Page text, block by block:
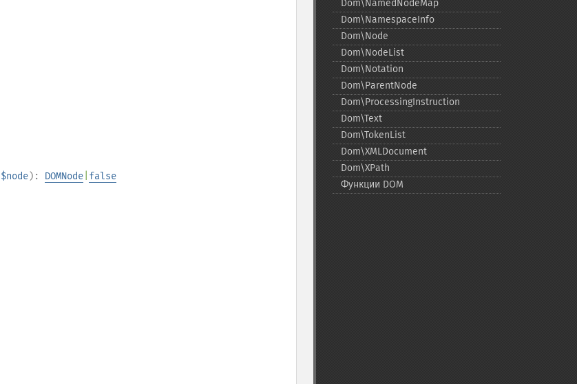
$node): DOMNode false
Dom\NamedNodeMap
Dom\NamespaceInfo
Dom\Node
Dom\NodeList
Dom\Notation
Dom\ParentNode
Dom\ProcessingInstruction
Dom\Text
Dom\TokenList
Dom\XMLDocument
Dom\XPath
Функции DOM